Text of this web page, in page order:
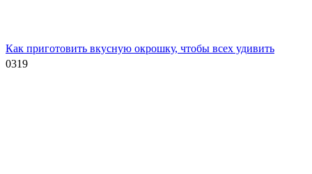
Как приготовить вкусную окрошку, чтобы всех удивить
0319